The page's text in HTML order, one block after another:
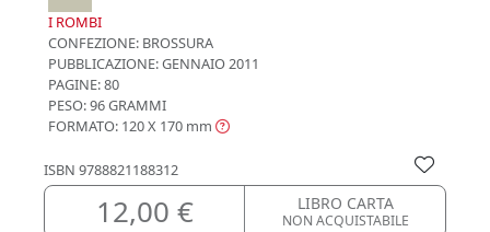
I ROMBI
CONFEZIONE: BROSSURA
PUBBLICAZIONE:GENNAIO 2011
PAGINE: 80
PESO: 96 GRAMMI
FORMATO: 120 X 170 mm
ISBN 9788821188312
12,00 € LIBRO CARTA
NON ACQUISTABILE